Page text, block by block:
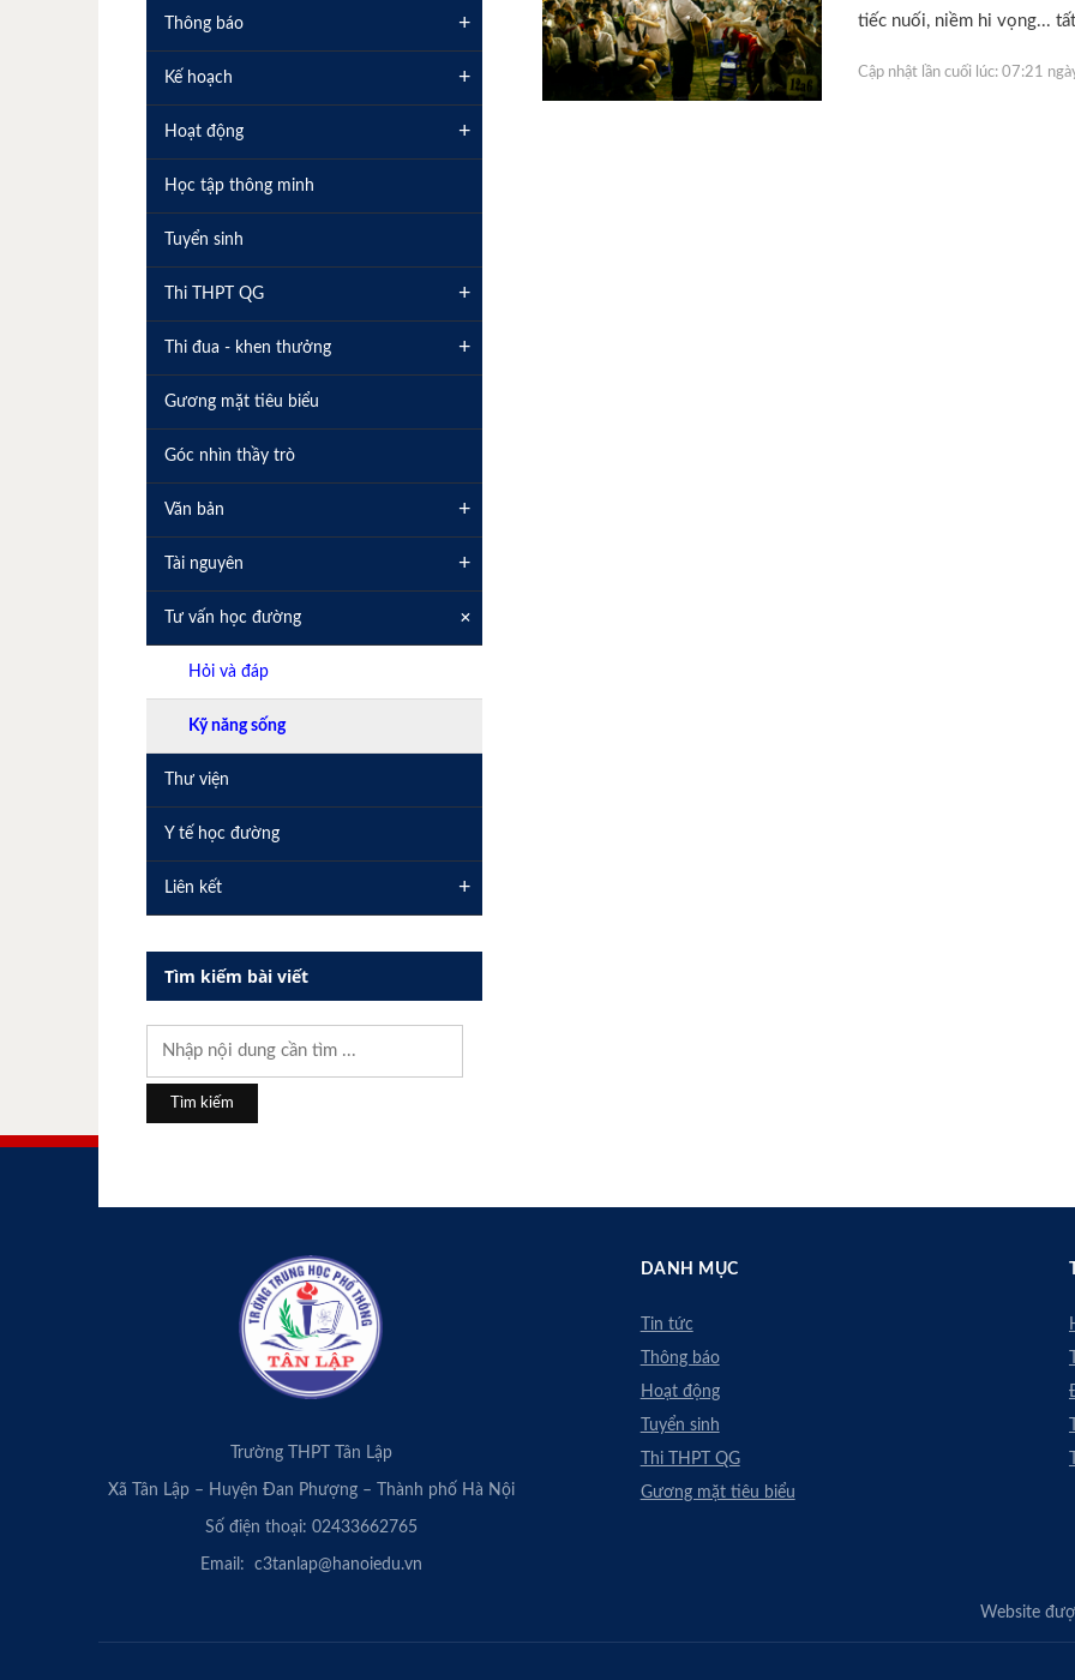
tiếc nuối, niềm hi vọng...
Cập nhật lần cuối lúc:07:21
Thông báo +
Kế hoạch +
Hoạt động +
Học tập thông minh
Tuyển sinh
Thi THPT QG +
Thi đua - khen thưởng +
Gương mặt tiêu biểu
Góc nhìn thầy trò
Văn bản +
Tài nguyên +
Tư vấn học đường +
Hỏi và đáp
Kỹ năng sống
Thư viện
Y tế học đường
Liên kết +
Tìm kiếm bài viết
Trường THPT Tân Lập
Xã Tân Lập – Huyện Đan Phượng – Thành phố Hà Nội
Số điện thoại: 02433662765
Email: c3tanlap@hanoiedu.vn
DANH MỤC
Tin tức
Thông báo
Hoạt động
Tuyển sinh
Thi THPT QG
Gương mặt tiêu biểu
Website